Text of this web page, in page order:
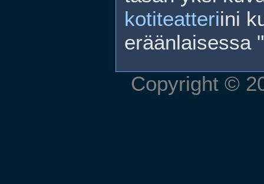
kotiteatteriini
eräänlaisessa
Copyright ©